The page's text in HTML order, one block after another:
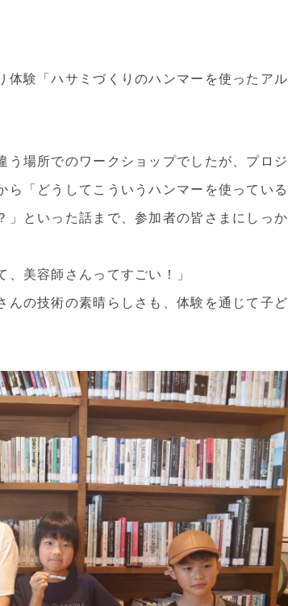
験「ハサミづくりのハンマーを使ったアル
場所でのワークショップでしたが、プロジ
「どうしてこういうハンマーを使っている
といった話まで、参加者の皆さまにしっか
、美容師さんってすごい！」
の技術の素晴らしさも、体験を通じて子ど